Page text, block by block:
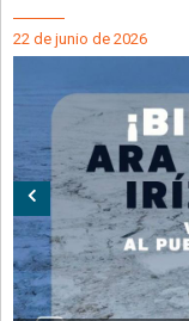
22 de junio de 2026
Anterior